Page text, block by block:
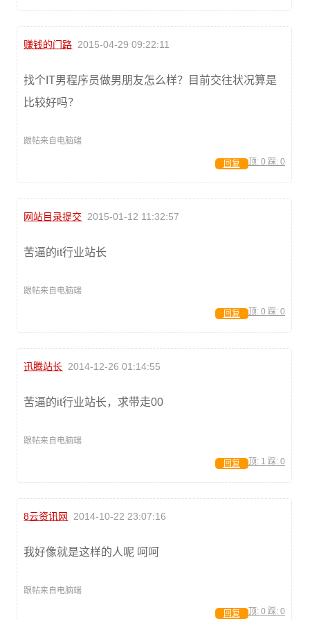
赚钱的门路 2015-04-29 09:22:11
找个IT男程序员做男朋友怎么样？目前交往状况算是
比较好吗？
跟帖来自电脑端
顶: 0 踩: 0
回复
网站目录提交 2015-01-12 11:32:57
苦逼的it行业站长
跟帖来自电脑端
顶: 0 踩: 0
回复
迅腾站长 2014-12-26 01:14:55
苦逼的it行业站长，求带走00
跟帖来自电脑端
顶: 1 踩: 0
回复
8云资讯网 2014-10-22 23:07:16
我好像就是这样的人呢 呵呵
跟帖来自电脑端
顶: 0 踩: 0
回复